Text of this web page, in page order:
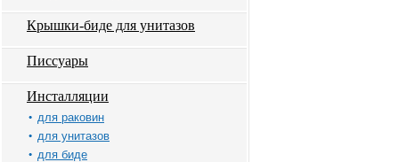
Крышки-биде для унитазов
Писсуары
Инсталляции
для раковин
для унитазов
для биде